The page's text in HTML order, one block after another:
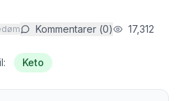
Kommentarer (0) 17,312
Keto